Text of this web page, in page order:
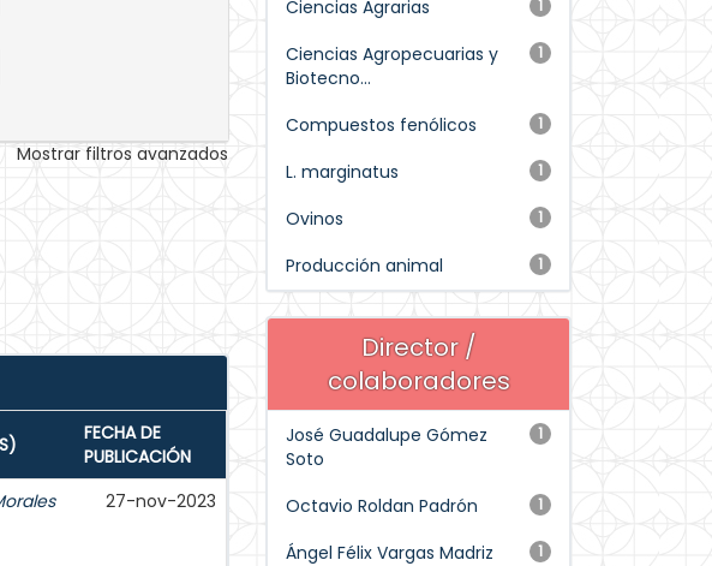
Mostrar filtros avanzados
FECHA DE
PUBLICACIÓN
27-nov-2023
1
Ciencias Agrarias
1
Ciencias Agropecuarias y
Biotecno...
1
Compuestos fenólicos
1
L. marginatus
1
Ovinos
1
Producción animal
Director /
colaboradores
1
José Guadalupe Gómez
Soto
1
Octavio Roldan Padrón
1
Ángel Félix Vargas Madriz